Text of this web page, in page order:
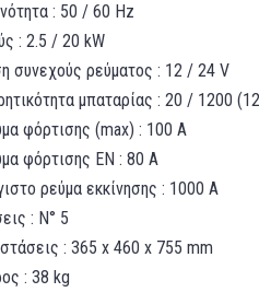
: 50 / 60 Hz
: 2.5 / 20 kW
συνεχούς ρεύματος : 12 / 24 V
μπαταρίας : 20 / 1200
φόρτισης (max) : 100 A
φόρτισης ΕΝ : 80 A
ρεύμα εκκίνησης : 1000 Α
: Ν° 5
: 365 x 460 x 755 mm
: 38 kg